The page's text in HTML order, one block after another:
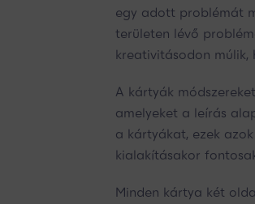
egy adott problémát
területen lévő
kreativitásodon múlik,
A kártyák
amelyeket a leírás
a kártyákat, ezek
kialakításakor
Minden kártya két